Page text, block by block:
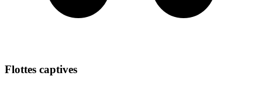
Flottes captives